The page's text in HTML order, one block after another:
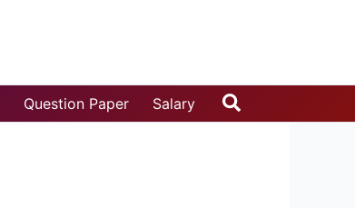
Question Paper Salary Search